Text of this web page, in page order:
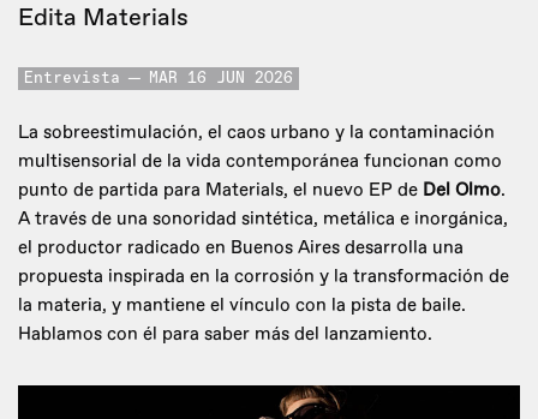
Edita Materials
Entrevista MAR 16 JUN 2026
La sobreestimulación, el caos urbano y la contaminación
multisensorial de la vida contemporánea funcionan como
punto de partida para Materials, el nuevo EP de Del Olmo.
A través de una sonoridad sintética, metálica e inorgánica,
el productor radicado en Buenos Aires desarrolla una
propuesta inspirada en la corrosión y la transformación de
la materia, y mantiene el vínculo con la pista de baile.
Hablamos con él para saber más del lanzamiento.